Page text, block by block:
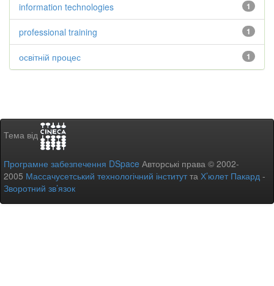
1
information technologies
1
professional training
1
освітній процес
Тема від
Програмне забезпечення DSpace Авторські права © 2002-
2005 Массачусетський технологічний інститутта Х’юлет Пакард -
Зворотний зв’язок